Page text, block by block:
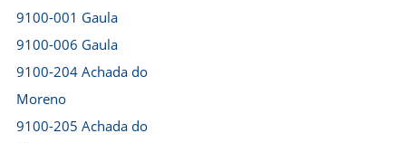
9100-001 Gaula
9100-006 Gaula
9100-204 Achada do
Moreno
9100-205 Achada do